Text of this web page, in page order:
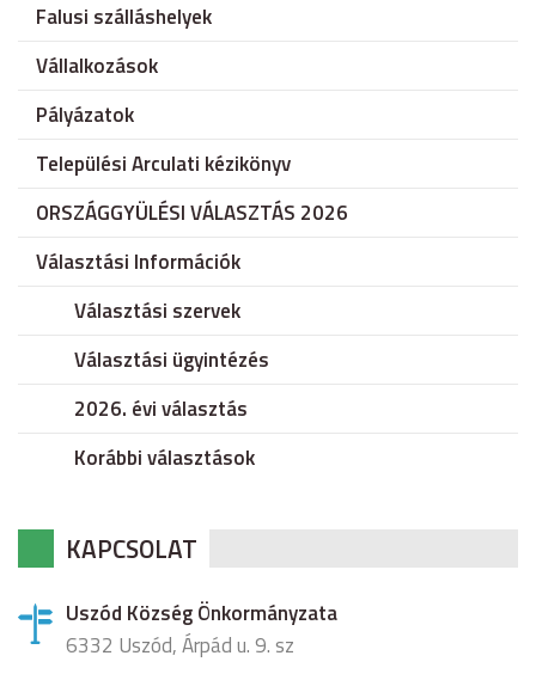
Falusi szálláshelyek
Vállalkozások
Pályázatok
Települési Arculati kézikönyv
ORSZÁGGYÜLÉSI VÁLASZTÁS 2026
Választási Információk
Választási szervek
Választási ügyintézés
2026. évi választás
Korábbi választások
KAPCSOLAT
Uszód Község Önkormányzata
6332 Uszód, Árpád u. 9. sz